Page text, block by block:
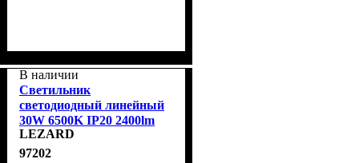
В наличии
Светильник
светодиодный линейный
30W 6500K IP20 2400lm
900mm Lezard 465-FL90-
030
LEZARD
97202